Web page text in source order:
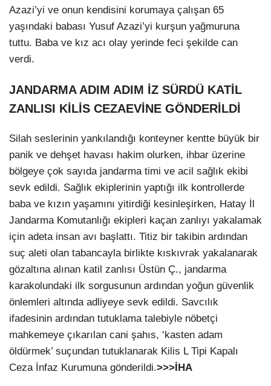
Azazi’yi ve onun kendisini korumaya çalışan 65
yaşındaki babası Yusuf Azazi’yi kurşun yağmuruna
tuttu. Baba ve kız acı olay yerinde feci şekilde can
verdi.
JANDARMA ADIM ADIM İZ SÜRDÜ KATİL
ZANLISI KİLİS CEZAEVİNE GÖNDERİLDİ
Silah seslerinin yankılandığı konteyner kentte büyük bir
panik ve dehşet havası hakim olurken, ihbar üzerine
bölgeye çok sayıda jandarma timi ve acil sağlık ekibi
sevk edildi. Sağlık ekiplerinin yaptığı ilk kontrollerde
baba ve kızın yaşamını yitirdiği kesinleşirken, Hatay İl
Jandarma Komutanlığı ekipleri kaçan zanlıyı yakalamak
için adeta insan avı başlattı. Titiz bir takibin ardından
suç aleti olan tabancayla birlikte kıskıvrak yakalanarak
gözaltına alınan katil zanlısı Üstün Ç., jandarma
karakolundaki ilk sorgusunun ardından yoğun güvenlik
önlemleri altında adliyeye sevk edildi. Savcılık
ifadesinin ardından tutuklama talebiyle nöbetçi
mahkemeye çıkarılan cani şahıs, ‘kasten adam
öldürmek’ suçundan tutuklanarak Kilis L Tipi Kapalı
Ceza İnfaz Kurumuna gönderildi.>>>İHA